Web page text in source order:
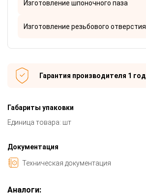
Изготовление шпоночного паза
Изготовление резьбового отверстия
Гарантия производителя 1 год
Габариты упаковки
Единица товара: шт
Документация
Техническая документация
Аналоги: